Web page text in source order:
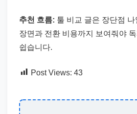
추천 흐름: 툴 비교 글은 장단점
장면과 전환 비용까지 보여줘야 독
쉽습니다.
Post Views: 43